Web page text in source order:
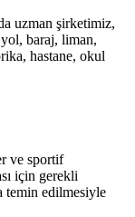
uzman şirketimiz,
baraj, liman,
hastane, okul
ve sportif
için gerekli
temin edilmesiyle